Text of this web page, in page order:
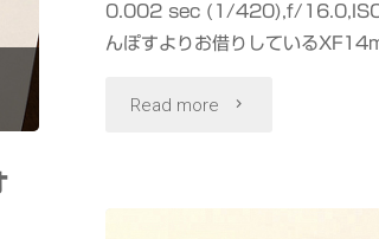
0.002 sec (1/420),f/
んぽすよりお借りしている
Read more "FUJIFILM
M1